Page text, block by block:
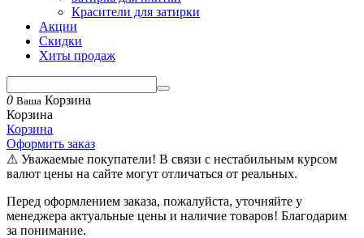
Красители для затирки
Акции
Скидки
Хиты продаж
0 Ваша Корзина
Корзина
Корзина
Оформить заказ
⚠ Уважаемые покупатели! В связи с нестабильным курсом
валют цены на сайте могут отличаться от реальных.
Перед оформлением заказа, пожалуйста, уточняйте у
менеджера актуальные цены и наличие товаров! Благодарим
за понимание.